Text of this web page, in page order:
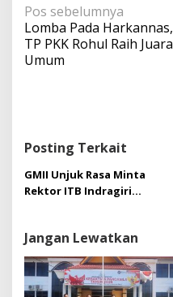
N
a
v
i
o
Pos sebelumnya
Lomba Pada Harkannas,
TP PKK Rohul Raih Juara
Umum
Posting Terkait
GMII Unjuk Rasa Minta
Rektor ITB Indragiri
Jangan Lewatkan